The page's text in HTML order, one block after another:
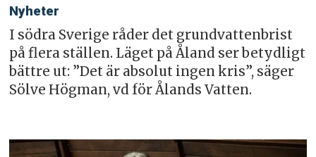
Nyheter
I södra Sverige råder det grundvattenbrist
på flera ställen. Läget på Åland ser betydligt
bättre ut: ”Det är absolut ingen kris”, säger
Sölve Högman, vd för Ålands Vatten.